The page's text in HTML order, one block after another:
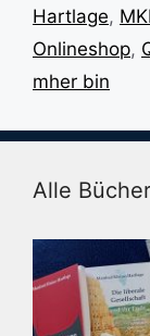
Hartlage,
Onlineshop,
mher bin
Alle